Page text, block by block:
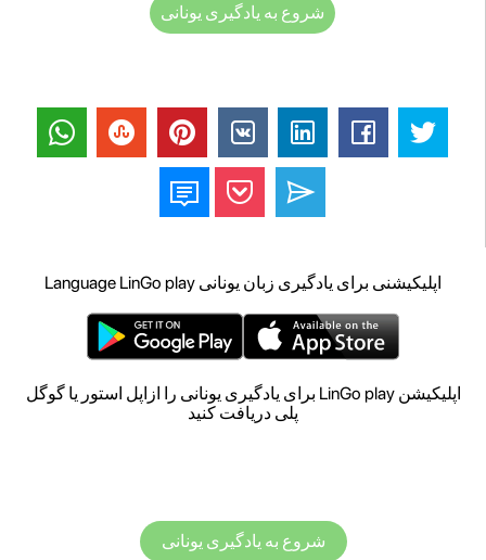
شروع به یادگیری یونانی
اپلیکیشنی برای یادگیری زبان یونانی Language LinGo play
اپلیکیشن LinGo play برای یادگیری یونانی را ازاپل استور یا گوگل
پلی دریافت کنید
شروع به یادگیری یونانی